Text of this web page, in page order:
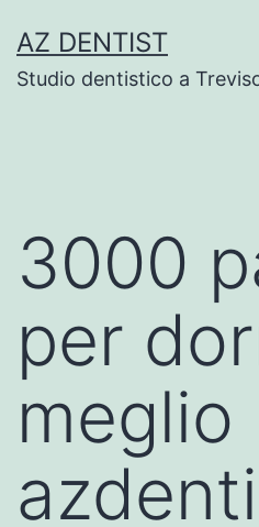
to
content
AZ DENTIST
Studio dentistico a
3000
per
meglio |